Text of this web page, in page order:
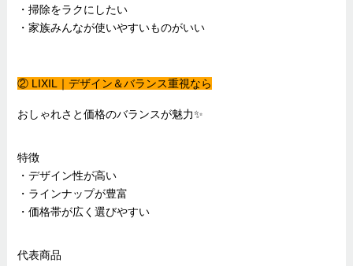
・掃除をラクにしたい
・家族みんなが使いやすいものがいい
② LIXIL｜デザイン＆バランス重視なら
おしゃれさと価格のバランスが魅力✨
特徴
・デザイン性が高い
・ラインナップが豊富
・価格帯が広く選びやすい
代表商品